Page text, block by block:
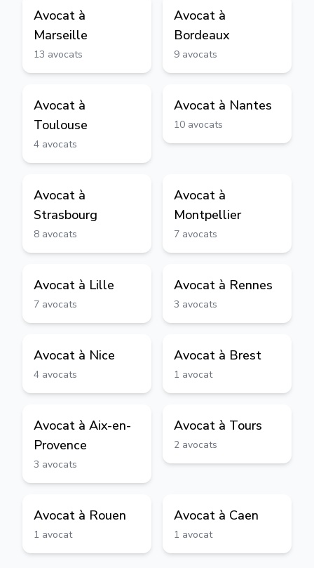
Avocat à
Marseille
13 avocats
Avocat à
Bordeaux
9 avocats
Avocat à
Toulouse
4 avocats
Avocat à Nantes
10 avocats
Avocat à
Strasbourg
8 avocats
Avocat à
Montpellier
7 avocats
Avocat à Lille
7 avocats
Avocat à Rennes
3 avocats
Avocat à Nice
4 avocats
Avocat à Brest
1 avocat
Avocat à Aix-en-
Provence
3 avocats
Avocat à Tours
2 avocats
Avocat à Rouen
1 avocat
Avocat à Caen
1 avocat